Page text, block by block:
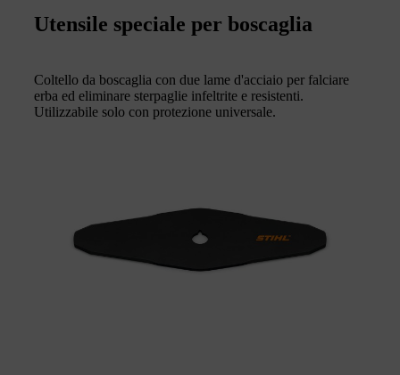
Utensile speciale per boscaglia
Coltello da boscaglia con due lame d'acciaio per falciare
erba ed eliminare sterpaglie infeltrite e resistenti.
Utilizzabile solo con protezione universale.